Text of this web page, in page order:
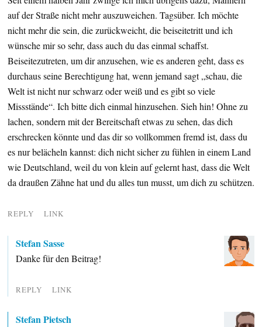
auf der Straße nicht mehr auszuweichen. Tagsüber. Ich möchte
nicht mehr die sein, die zurückweicht, die beiseitetritt und ich
wünsche mir so sehr, dass auch du das einmal schaffst.
Beiseitezutreten, um dir anzusehen, wie es anderen geht, dass es
durchaus seine Berechtigung hat, wenn jemand sagt „schau, die
Welt ist nicht nur schwarz oder weiß und es gibt so viele
Missstände“. Ich bitte dich einmal hinzusehen. Sieh hin! Ohne zu
lachen, sondern mit der Bereitschaft etwas zu sehen, das dich
erschrecken könnte und das dir so vollkommen fremd ist, dass du
es nur belächeln kannst: dich nicht sicher zu fühlen in einem Land
wie Deutschland, weil du von klein auf gelernt hast, dass die Welt
da draußen Zähne hat und du alles tun musst, um dich zu schützen.
REPLY LINK
Stefan Sasse
Danke für den Beitrag!
REPLY LINK
Stefan Pietsch